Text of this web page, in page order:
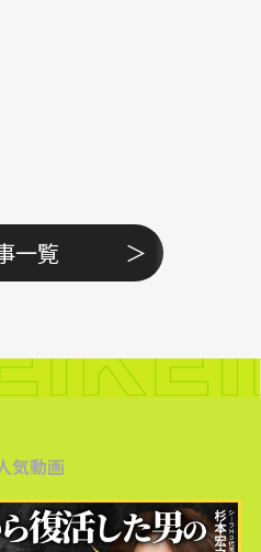
一覧
気動画